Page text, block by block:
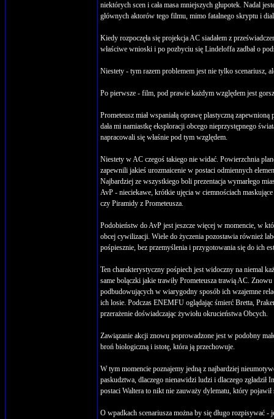
niektórych scen i cała masa mniejszych głupotek. Nadal
głównych aktorów tego filmu, mimo fatalnego skryptu i
Kiedy rozpoczęła się projekcja AC siadałem z
właściwe wnioski i po pozbyciu się Lindeloffa zadbał o
Niestety - tym razem problemem jest nie tylko scenariusz,
Po pierwsze - film, pod prawie każdym względem jest
Prometeusz miał wspaniałą oprawę plastyczną
dała mi namiastkę eksploracji obcego nieprzystępnego
napracowali się właśnie pod tym względem.
Niestety w AC czegoś takiego nie widać. Powierzchnia
zapewnili jakieś urozmaicenie w postaci odmiennych
Najbardziej ze wszystkiego boli prezentacja wymarłego
AvP - nieciekawe, krótkie ujęcia w ciemnościach
czy Piramidy z Prometeusza.
Podobieństw do AvP jest jeszcze więcej w momencie, w
obcej cywilizacji. Wiele do życzenia pozostawia również
pośpiesznie, bez przemyślenia i przygotowania się do ich
Ten charakterystyczny pośpiech jest widoczny na niemal
same bolączki jakie trawiły Prometeusza trawią AC.
podbudowujących w wiarygodny sposób ich wzajemne
ich losie. Podczas ENEMFU oglądając śmierć Bretta,
przerażenie doświadczając żywiołu okrucieństwa Obcych.
Zawiązanie akcji znowu poprowadzone jest w podobny
broń biologiczną i istotę, która ją przechowuje.
W tym momencie poznajemy jedną z najbardziej
paskudztwa, dlaczego nienawidzi ludzi i dlaczego
postaci Waltera to nikt nie zauważy dylematu, który
O wpadkach scenariusza można by się długo rozpisywać